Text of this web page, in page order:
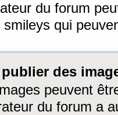
du forum
smileys qui
des
peuvent
du forum a